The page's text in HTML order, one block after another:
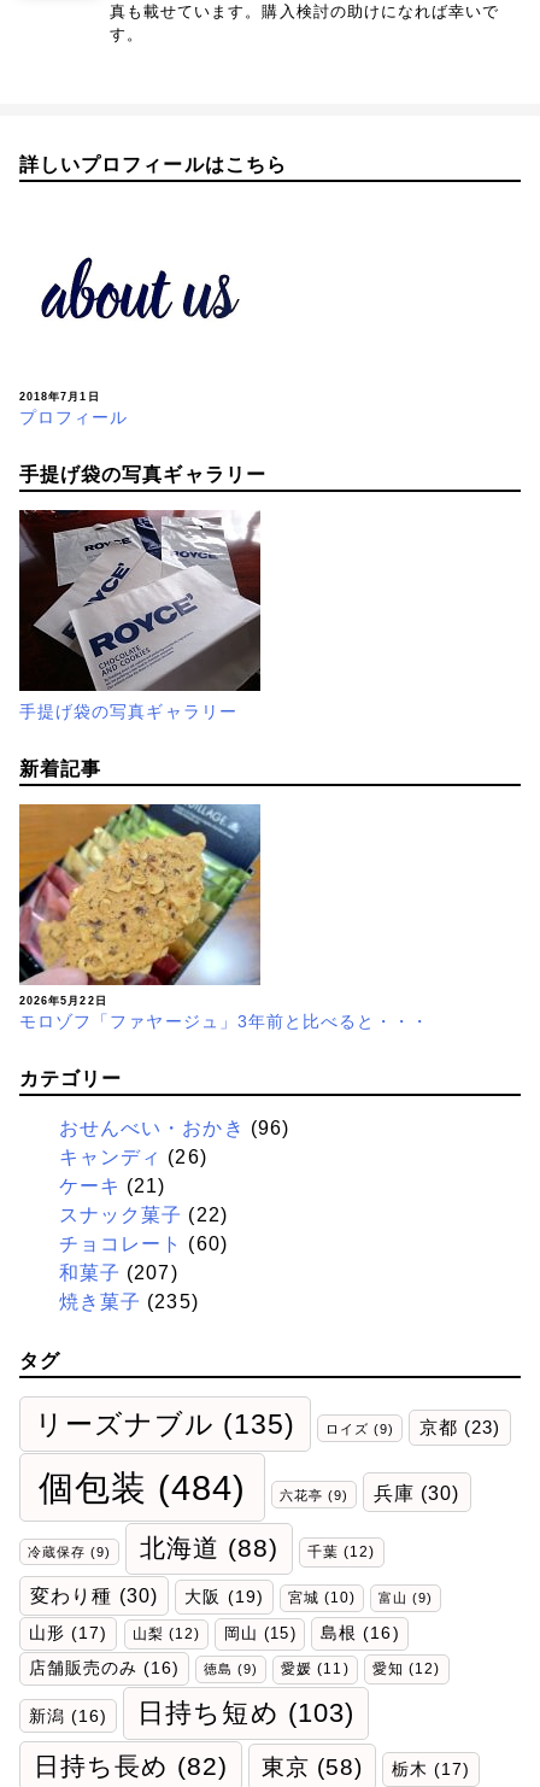
真も載せています。購入検討の助けになれば幸いで
す。
詳しいプロフィールはこちら
2018年7月1日
プロフィール
手提げ袋の写真ギャラリー
手提げ袋の写真ギャラリー
新着記事
2026年5月22日
モロゾフ「ファヤージュ」3年前と比べると・・・
カテゴリー
おせんべい・おかき (96)
キャンディ (26)
ケーキ (21)
スナック菓子 (22)
チョコレート
(60)
和菓子 (207)
焼き菓子 (235)
タグ
リーズナブル (135) ロイズ (9) 京都 (23)
個包装 (484) 六花亭 (9) 兵庫 (30)
冷蔵保存 (9) 北海道 (88) 千葉 (12)
変わり種 (30) 大阪 (19) 宮城 (10) 富山 (9)
山形 (17) 山梨 (12) 岡山 (15) 島根 (16)
店舗販売のみ (16) 徳島 (9) 愛媛 (11) 愛知 (12)
新潟 (16) 日持ち短め (103)
日持ち長め (82) 東京 (58) 栃木 (17)